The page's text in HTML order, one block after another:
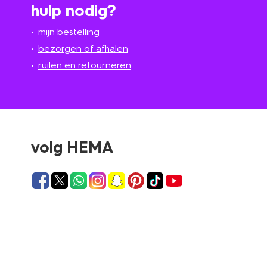
hulp nodig?
mijn bestelling
bezorgen of afhalen
ruilen en retourneren
volg HEMA